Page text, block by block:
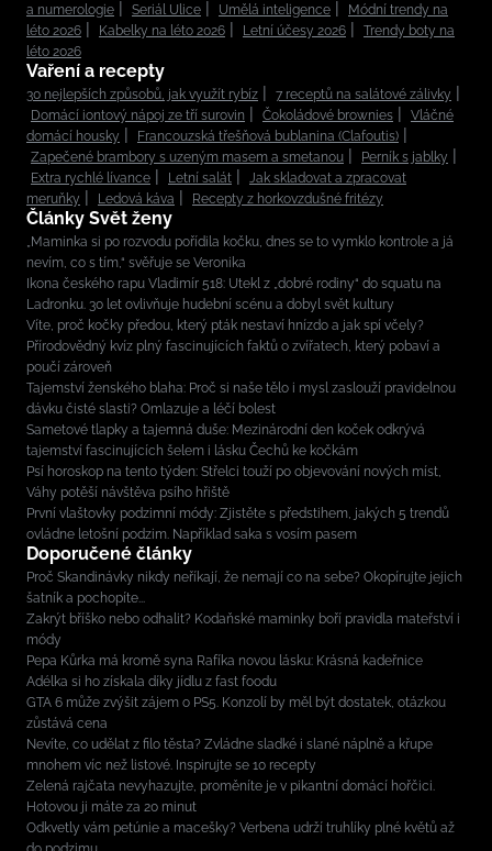
a numerologie
Seriál Ulice Umělá inteligence
Módní trendy na
léto 2026
Kabelky na léto 2026 Letní účesy 2026
Trendy boty na
léto 2026
Vaření a recepty
30 nejlepších způsobů, jak využít rybíz
7 receptů na salátové zálivky
Domácí iontový nápoj ze tří surovin
Čokoládové brownies
Vláčné
domácí housky
Francouzská třešňová bublanina (Clafoutis)
Zapečené brambory s uzeným masem a smetanou
Perník s jablky
Extra rychlé lívance
Letní salát
Jak skladovat a zpracovat
meruňky
Ledová káva Recepty z horkovzdušné fritézy
Články Svět ženy
„Maminka si po rozvodu pořídila kočku, dnes se to vymklo kontrole a já
nevím, co s tím,“ svěřuje se Veronika
Ikona českého rapu Vladimír 518: Utekl z „dobré rodiny“ do squatu na
Ladronku. 30 let ovlivňuje hudební scénu a dobyl svět kultury
Víte, proč kočky předou, který pták nestaví hnízdo a jak spí včely?
Přírodovědný kvíz plný fascinujících faktů o zvířatech, který pobaví a
poučí zároveň
Tajemství ženského blaha: Proč si naše tělo i mysl zaslouží pravidelnou
dávku čisté slasti? Omlazuje a léčí bolest
Sametové tlapky a tajemná duše: Mezinárodní den koček odkrývá
tajemství fascinujících šelem i lásku Čechů ke kočkám
Psí horoskop na tento týden: Střelci touží po objevování nových míst,
Váhy potěší návštěva psího hřiště
První vlaštovky podzimní módy: Zjistěte s předstihem, jakých 5 trendů
ovládne letošní podzim. Například saka s vosím pasem
Doporučené články
Proč Skandinávky nikdy neříkají, že nemají co na sebe? Okopírujte jejich
šatník a pochopíte...
Zakrýt bříško nebo odhalit? Kodaňské maminky boří pravidla mateřství i
módy
Pepa Kůrka má kromě syna Rafíka novou lásku: Krásná kadeřnice
Adélka si ho získala díky jídlu z fast foodu
GTA 6 může zvýšit zájem o PS5. Konzolí by měl být dostatek, otázkou
zůstává cena
Nevíte, co udělat z filo těsta? Zvládne sladké i slané náplně a křupe
mnohem víc než listové. Inspirujte se 10 recepty
Zelená rajčata nevyhazujte, proměníte je v pikantní domácí hořčici.
Hotovou ji máte za 20 minut
Odkvetly vám petúnie a macešky? Verbena udrží truhlíky plné květů až